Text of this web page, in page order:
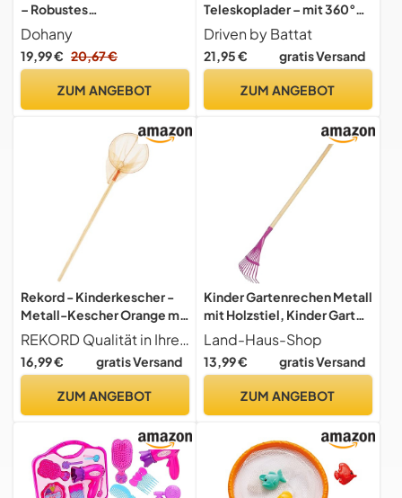
– Robustes
Gartenspielzeug ab 3
Jahren – mechanisch,
klappbar
Dohany
19,99 € 20,67 €
ZUM ANGEBOT
Teleskoplader – mit 360°
drehbarer Kranbasis,
Gabelstapler
Driven by Battat
21,95 € gratis Versand
ZUM ANGEBOT
Rekord - Kinderkescher -
Metall-Kescher Orange mit
72 cm Holzstiel
REKORD Qualität in Ihrer Hand
16,99 € gratis Versand
ZUM ANGEBOT
Kinder Gartenrechen Metall
mit Holzstiel, Kinder Garten
Spielzeug Laub Rechen
Fächerbesen Purple (Lila)
Land-Haus-Shop
13,99 € gratis Versand
ZUM ANGEBOT